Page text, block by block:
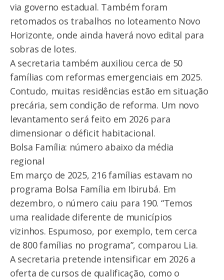
via governo estadual. Também foram
retomados os trabalhos no loteamento Novo
Horizonte, onde ainda haverá novo edital para
sobras de lotes.
A secretaria também auxiliou cerca de 50
famílias com reformas emergenciais em 2025.
Contudo, muitas residências estão em situação
precária, sem condição de reforma. Um novo
levantamento será feito em 2026 para
dimensionar o déficit habitacional.
Bolsa Família: número abaixo da média
regional
Em março de 2025, 216 famílias estavam no
programa Bolsa Família em Ibirubá. Em
dezembro, o número caiu para 190. “Temos
uma realidade diferente de municípios
vizinhos. Espumoso, por exemplo, tem cerca
de 800 famílias no programa”, comparou Lia.
A secretaria pretende intensificar em 2026 a
oferta de cursos de qualificação, como o